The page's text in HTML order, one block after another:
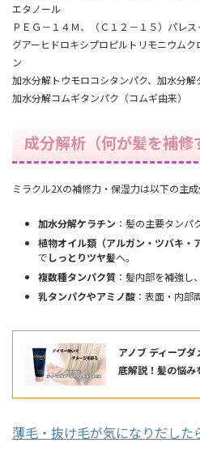
エタノール
ＰＥＧ－１４Ｍ、（Ｃ１２－１５）パレス
グアーヒドロキシプロピルトリモニウム
ン
加水分解トウモロコシタンパク、加水分解
加水分解コムギタンパク（コムギ由来）
成分解析（何が髪を補修
ミラクル2Xの補修力・保湿力は以下の主
加水分解ケラチン ：髪の主要タンパ
植物オイル類（アルガン・ツバキ・
でしっとりツヤ髪へ。
複数種タンパク質 ：髪内部を補強し
乳タンパクやアミノ酸 ：表面・内部
アノブ ディープ
底解説！髪の悩
薄毛・抜け毛が気になりだした